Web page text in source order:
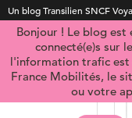
Un blog Transilien SNCF
Bonjour ! Le blog est
connecté(e)s sur
l'information trafic est
France Mobilités, le
ou votre